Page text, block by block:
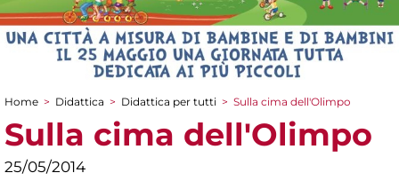
Tu sei qui
Home > Didattica > Didattica per tutti > Sulla cima dell'Olimpo
Sulla cima dell'Olimpo
25/05/2014